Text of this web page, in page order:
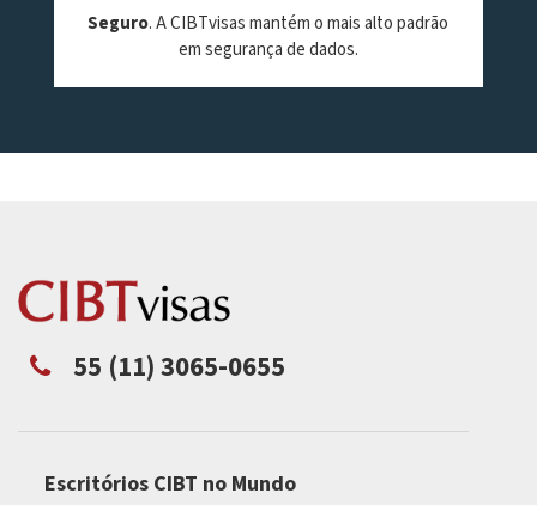
Seguro. A CIBTvisas mantém o mais alto padrão
em segurança de dados.
55 (11) 3065-0655
Escritórios CIBT no Mundo